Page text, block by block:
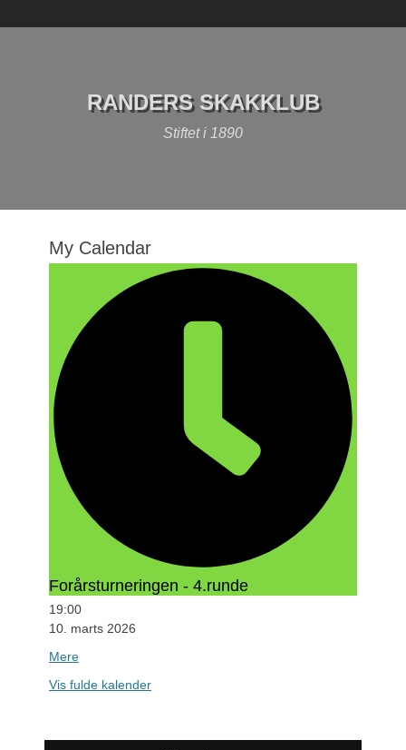
to
RANDERS SKAKKLUB
Stiftet i 1890
My Calendar
Forårsturneringen - 4.runde
19:00
10. marts 2026
Mere
Vis fulde kalender